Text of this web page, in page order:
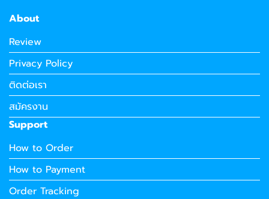
About
Review
Privacy Policy
ติดต่อเรา
สมัครงาน
Support
How to Order
How to Payment
Order Tracking